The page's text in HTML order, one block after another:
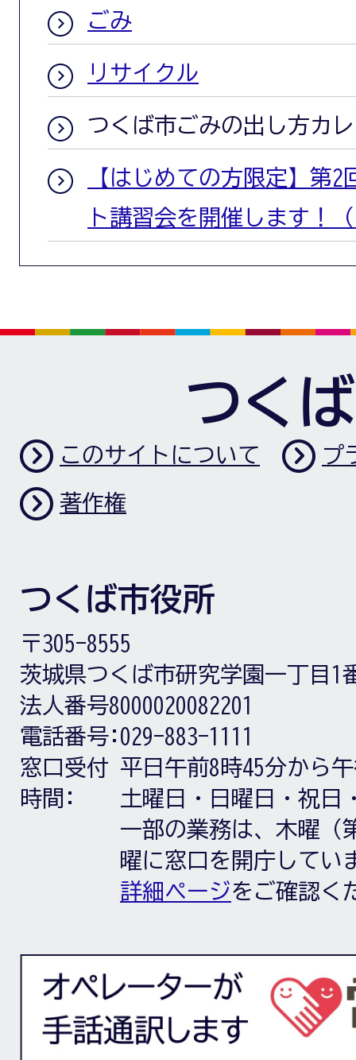
ごみ
リサイクル
つくば市ごみの出し方カ
【はじめての方限定】第
ト講習会を開催します！
つく
このサイトについて プ
著作権
つくば市役所
〒305-8555
茨城県つくば市研究学園一丁目1
法人番号8000020082201
電話番号: 029-883-1111
窓口受付
時間:
平日午前8時45分から
土曜日・日曜日・祝日
一部の業務は、木曜（
曜に窓口を開庁してい
詳細ページをご確認く